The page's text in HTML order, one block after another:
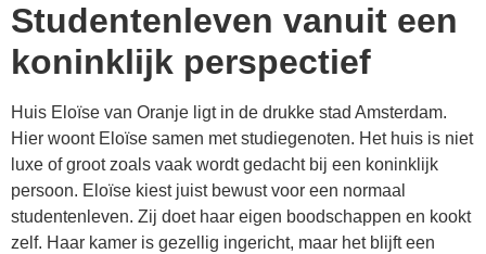
Studentenleven vanuit een
koninklijk perspectief
Huis Eloïse van Oranje ligt in de drukke stad Amsterdam.
Hier woont Eloïse samen met studiegenoten. Het huis is niet
luxe of groot zoals vaak wordt gedacht bij een koninklijk
persoon. Eloïse kiest juist bewust voor een normaal
studentenleven. Zij doet haar eigen boodschappen en kookt
zelf. Haar kamer is gezellig ingericht, maar het blijft een